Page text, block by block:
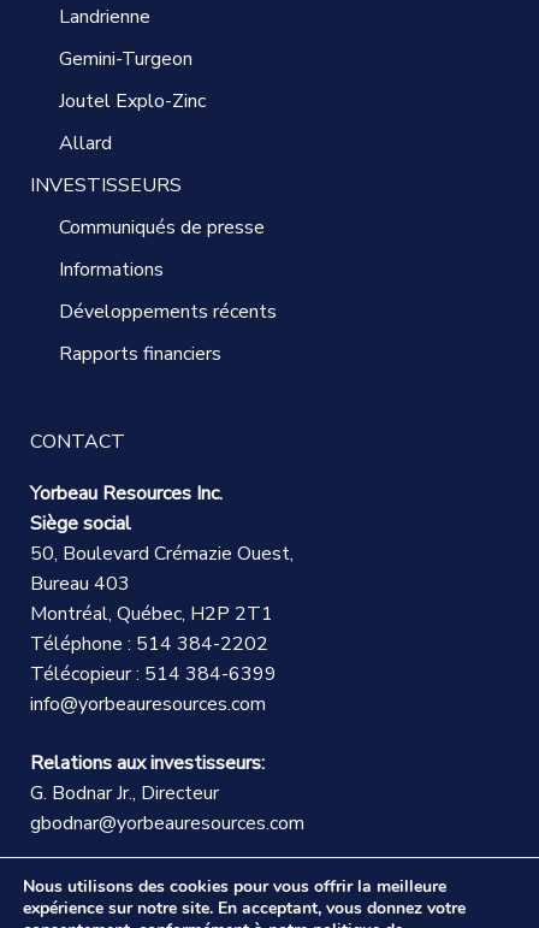
Landrienne
Gemini-Turgeon
Joutel Explo-Zinc
Allard
INVESTISSEURS
Communiqués de presse
Informations
Développements récents
Rapports financiers
CONTACT
Yorbeau Resources Inc.
Siège social
50, Boulevard Crémazie Ouest,
Bureau 403
Montréal, Québec, H2P 2T1
Téléphone : 514 384-2202
Télécopieur : 514 384-6399
info@yorbeauresources.com
Relations aux investisseurs:
G. Bodnar Jr., Directeur
gbodnar@yorbeauresources.com
Nous utilisons des cookies pour vous offrir la meilleure
expérience sur notre site. En acceptant, vous donnez votre